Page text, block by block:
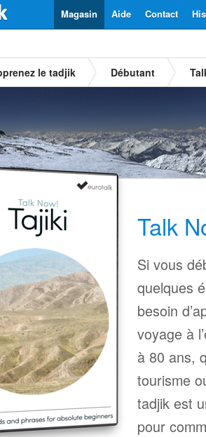
Contact
Aide
Magasin
le tadjik Débutant
Talk
Si vous
quelques
besoin
voyage à
à 80 ans,
tourisme
tadjik est
pour